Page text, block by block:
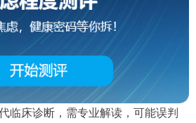
临床诊断，需专业解读，可能误判